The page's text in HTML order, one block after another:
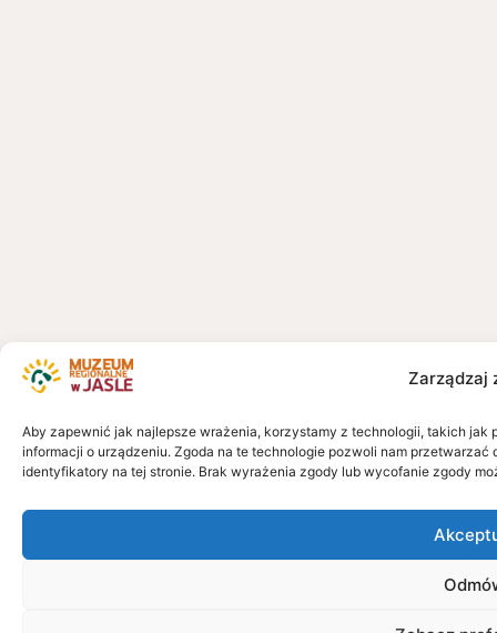
Zarządzaj
Aby zapewnić jak najlepsze wrażenia, korzystamy z technologii, takich
informacji o urządzeniu. Zgoda na te technologie pozwoli nam
identyfikatory na tej stronie. Brak wyrażenia zgody lub wycofanie zgody